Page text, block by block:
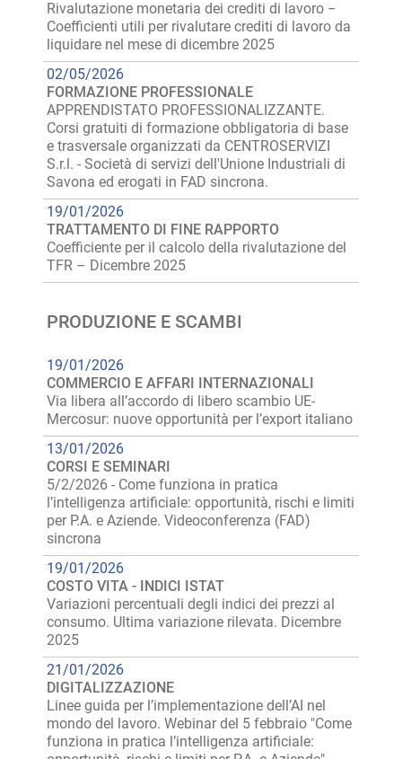
Rivalutazione monetaria dei crediti di lavoro −
Coefficienti utili per rivalutare crediti di lavoro da
liquidare nel mese di dicembre 2025
02/05/2026
FORMAZIONE PROFESSIONALE
APPRENDISTATO PROFESSIONALIZZANTE.
Corsi gratuiti di formazione obbligatoria di base
e trasversale organizzati da CENTROSERVIZI
S.r.l. - Società di servizi dell'Unione Industriali di
Savona ed erogati in FAD sincrona.
19/01/2026
TRATTAMENTO DI FINE RAPPORTO
Coefficiente per il calcolo della rivalutazione del
TFR – Dicembre 2025
PRODUZIONE E SCAMBI
19/01/2026
COMMERCIO E AFFARI INTERNAZIONALI
Via libera all’accordo di libero scambio UE-
Mercosur: nuove opportunità per l’export italiano
13/01/2026
CORSI E SEMINARI
5/2/2026 - Come funziona in pratica
l’intelligenza artificiale: opportunità, rischi e limiti
per P.A. e Aziende. Videoconferenza (FAD)
sincrona
19/01/2026
COSTO VITA - INDICI ISTAT
Variazioni percentuali degli indici dei prezzi al
consumo. Ultima variazione rilevata. Dicembre
2025
21/01/2026
DIGITALIZZAZIONE
Linee guida per l’implementazione dell’AI nel
mondo del lavoro. Webinar del 5 febbraio "Come
funziona in pratica l’intelligenza artificiale: